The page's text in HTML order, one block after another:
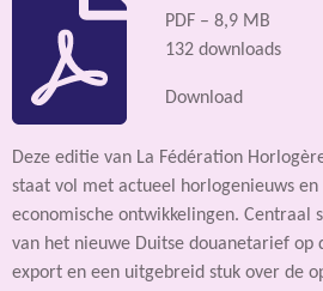
PDF – 8,9 MB
132 downloads
Download
Deze editie van La Fédération
staat vol met actueel horlogenieuws
economische ontwikkelingen. Centraal
van het nieuwe Duitse douanetarief op
export en een uitgebreid stuk over de